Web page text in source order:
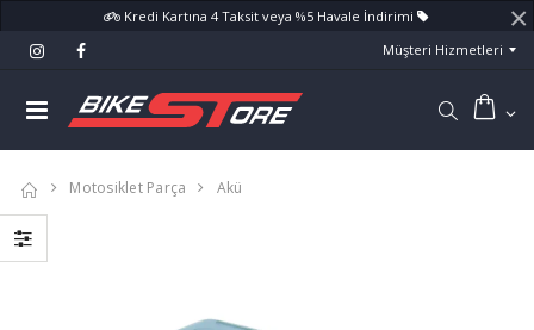
Kredi Kartına 4 Taksit veya %5 Havale İndirimi ×
Müşteri Hizmetleri
Motosiklet Parça Akü